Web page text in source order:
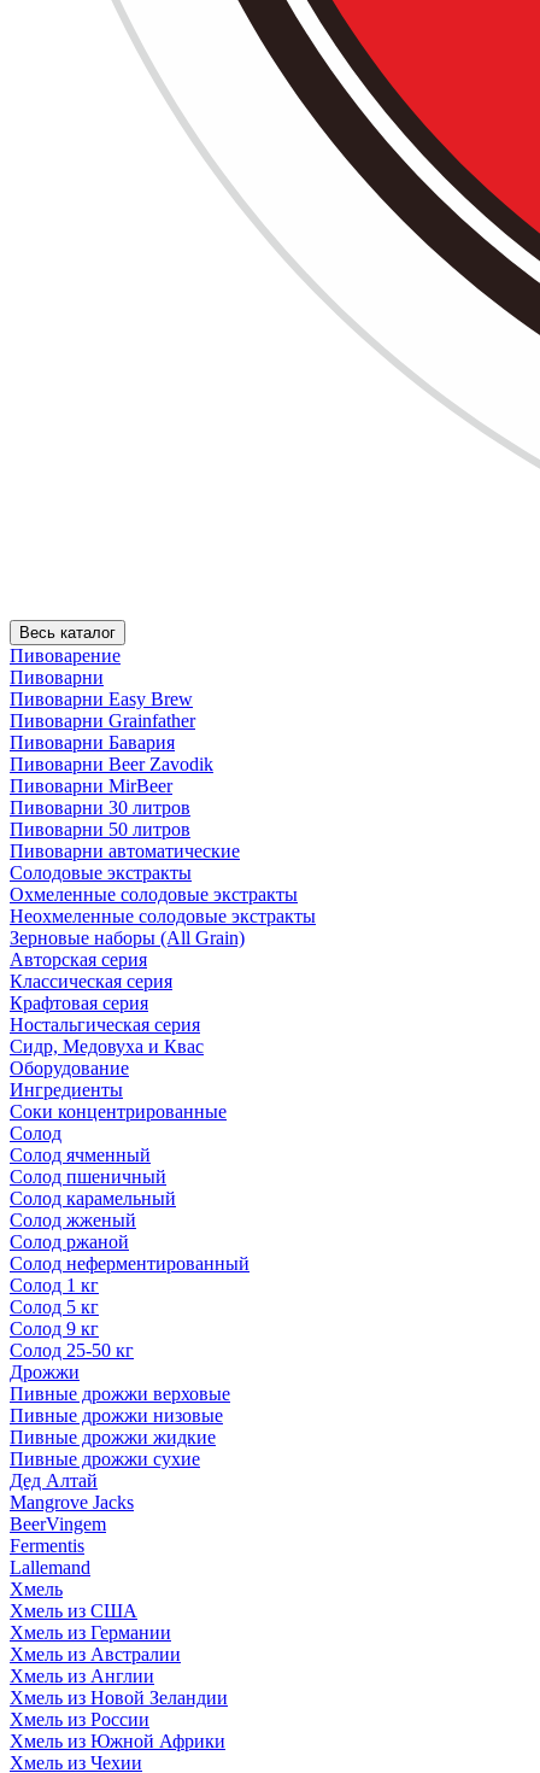
Весь каталог
Пивоварение
Пивоварни
Пивоварни Easy Brew
Пивоварни Grainfather
Пивоварни Бавария
Пивоварни Beer Zavodik
Пивоварни MirBeer
Пивоварни 30 литров
Пивоварни 50 литров
Пивоварни автоматические
Солодовые экстракты
Охмеленные солодовые экстракты
Неохмеленные солодовые экстракты
Зерновые наборы (All Grain)
Авторская серия
Классическая серия
Крафтовая серия
Ностальгическая серия
Сидр, Медовуха и Квас
Оборудование
Ингредиенты
Соки концентрированные
Солод
Солод ячменный
Солод пшеничный
Солод карамельный
Солод жженый
Солод ржаной
Солод неферментированный
Солод 1 кг
Солод 5 кг
Солод 9 кг
Солод 25-50 кг
Дрожжи
Пивные дрожжи верховые
Пивные дрожжи низовые
Пивные дрожжи жидкие
Пивные дрожжи сухие
Дед Алтай
Mangrove Jacks
BeerVingem
Fermentis
Lallemand
Хмель
Хмель из США
Хмель из Германии
Хмель из Австралии
Хмель из Англии
Хмель из Новой Зеландии
Хмель из России
Хмель из Южной Африки
Хмель из Чехии